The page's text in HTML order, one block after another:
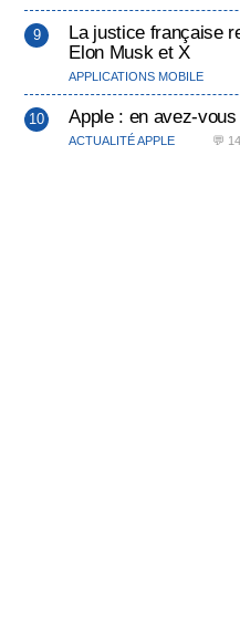
La justice française
Elon Musk et X
APPLICATIONS MOBILE
Apple : en avez-
ACTUALITÉ APPLE 💬 14